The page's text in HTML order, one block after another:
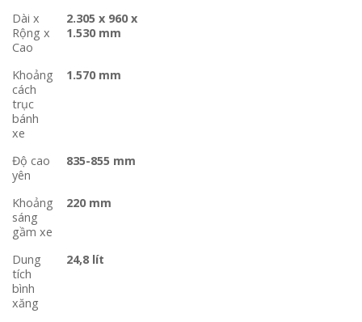
Dài x
Rộng x
Cao
2.305 x 960 x
1.530 mm
Khoảng
cách
trục
bánh
xe
1.570 mm
Độ cao
yên
835-855 mm
Khoảng
sáng
gầm xe
220 mm
Dung
tích
bình
xăng
24,8 lít